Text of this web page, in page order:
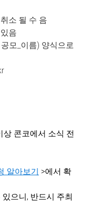
소 될 수 음
음
모_이름) 양식으로
상 콘코에서 소식 전
알아보기 >에서 확
으니, 반드시 주최